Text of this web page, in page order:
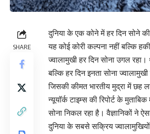
SHARE
दुनिया के एक कोने में हर दिन सोने की
यह कोई कोरी कल्पना नहीं बल्कि
ज्वालामुखी हर दिन सोना उगल रहा।
बल्कि हर दिन इनता सोना
जिसकी कीमत भारतीय मुद्रा में छह
न्यूयॉर्क टाइम्स की रिपोर्ट के
सोना निकल रहा है। वैज्ञानिकों ने
दुनिया के सबसे सक्रिय